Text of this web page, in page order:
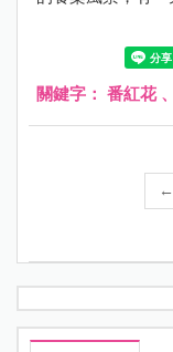
關鍵字： 番紅花、
←